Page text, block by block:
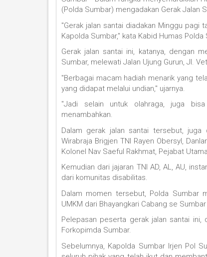
(Polda Sumbar) mengadakan Gerak Jalan
"Gerak jalan santai diadakan Minggu pagi
Kapolda Sumbar," kata Kabid Humas
Gerak jalan santai ini, katanya, dengan
Sumbar, melewati Jalan Ujung Gurun, Jl.
"Berbagai macam hadiah menarik yang
yang didapat melalui undian," ujarnya.
"Jadi selain untuk olahraga, juga
menambahkan.
Dalam gerak jalan santai tersebut, juga
Wirabraja Brigjen TNI Rayen Obersyl,
Kolonel Nav Saeful Rakhmat, Pejabat
Kemudian dari jajaran TNI AD, AL, AU,
dari komunitas disabilitas.
Dalam momen tersebut, Polda Sumbar
UMKM dari Bhayangkari Cabang se
Pelepasan peserta gerak jalan santai
Forkopimda Sumbar.
Sebelumnya, Kapolda Sumbar Irjen Pol